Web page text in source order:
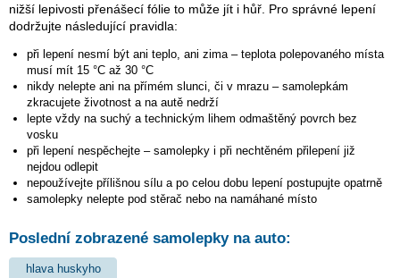
nižší lepivosti přenášecí fólie to může jít i hůř. Pro správné lepení
dodržujte následující pravidla:
při lepení nesmí být ani teplo, ani zima – teplota polepovaného místa
musí mít 15 °C až 30 °C
nikdy nelepte ani na přímém slunci, či v mrazu – samolepkám
zkracujete životnost a na autě nedrží
lepte vždy na suchý a technickým lihem odmaštěný povrch bez
vosku
při lepení nespěchejte – samolepky i při nechtěném přilepení již
nejdou odlepit
nepoužívejte přílišnou sílu a po celou dobu lepení postupujte opatrně
samolepky nelepte pod stěrač nebo na namáhané místo
Poslední zobrazené samolepky na auto:
hlava huskyho